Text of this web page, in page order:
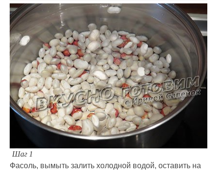
Шаг 1
Фасоль, вымыть залить холодной водой, оставить на